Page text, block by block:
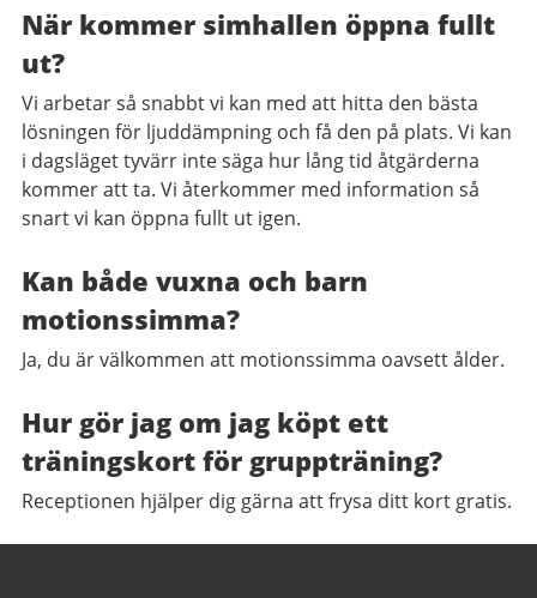
När kommer simhallen öppna fullt
ut?
Vi arbetar så snabbt vi kan med att hitta den bästa
lösningen för ljuddämpning och få den på plats. Vi kan
i dagsläget tyvärr inte säga hur lång tid åtgärderna
kommer att ta. Vi återkommer med information så
snart vi kan öppna fullt ut igen.
Kan både vuxna och barn
motionssimma?
Ja, du är välkommen att motionssimma oavsett ålder.
Hur gör jag om jag köpt ett
träningskort för gruppträning?
Receptionen hjälper dig gärna att frysa ditt kort gratis.